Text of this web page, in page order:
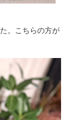
。こちらの方が